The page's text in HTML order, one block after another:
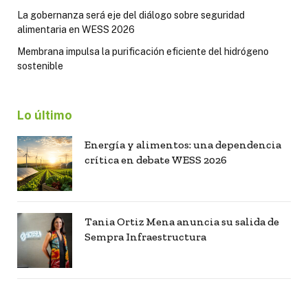
La gobernanza será eje del diálogo sobre seguridad
alimentaria en WESS 2026
Membrana impulsa la purificación eficiente del hidrógeno
sostenible
Lo último
Energía y alimentos: una dependencia
crítica en debate WESS 2026
Tania Ortiz Mena anuncia su salida de
Sempra Infraestructura